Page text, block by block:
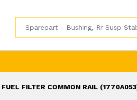
FILTER COMMON RAIL